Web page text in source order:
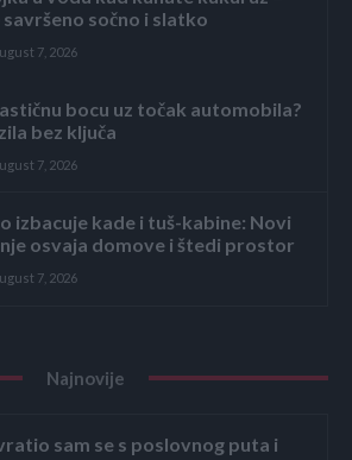
sočno i slatko
7, 2026
bocu uz točak automobila?
bez ključa
7, 2026
izbacuje kade i tuš-kabine: Novi
osvaja domove i štedi prostor
7, 2026
Najnovije
sam se s poslovnog puta i